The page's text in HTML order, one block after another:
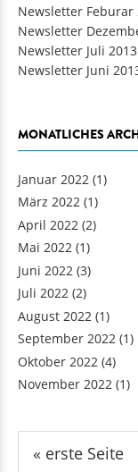
Newsletter Feburar
Newsletter
Newsletter Juli 2013
Newsletter Juni
MONATLICHES
Januar 2022 (1)
März 2022 (1)
April 2022 (2)
Mai 2022 (1)
Juni 2022 (3)
Juli 2022 (2)
August 2022 (1)
September 2022 (1)
Oktober 2022 (4)
November 2022 (1)
Seiten
« erste Seite